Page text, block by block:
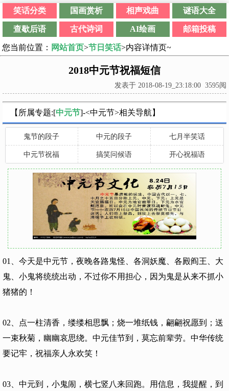
笑话分类 国画赏析 相声戏曲 谜语大全
查歇后语 古代诗词 AI绘画 邮箱投稿
您当前位置： 网站首页>节日笑话>内容详情页~
2018中元节祝福短信
发表于 2018-08-19_23:18:00 3595阅
【所属专题:[中元节]-<中元节>相关导航】
鬼节的段子 中元的段子 七月半笑话
中元节祝福 搞笑问候语 开心祝福语
01、今天是中元节，夜晚各路鬼怪、各洞妖魔、各殿阎王、大
鬼、小鬼将统统出动，不过你不用担心，因为鬼是从来不抓小
猪猪的！
02、点一柱清香，缕缕相思飘；烧一堆纸钱，翩翩祝愿到；送
一束秋菊，幽幽哀思绕。中元佳节到，莫忘前辈劳。中华传统
要记牢，祝福亲人永欢笑！
03、中元到，小鬼闹，横七竖八来回跑。用信息，我提醒，到